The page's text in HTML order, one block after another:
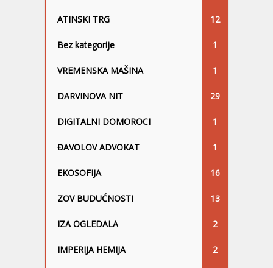
ATINSKI TRG 12
Bez kategorije 1
VREMENSKA MAŠINA 1
DARVINOVA NIT 29
DIGITALNI DOMOROCI 1
ĐAVOLOV ADVOKAT 1
EKOSOFIJA 16
ZOV BUDUĆNOSTI 13
IZA OGLEDALA 2
IMPERIJA HEMIJA 2